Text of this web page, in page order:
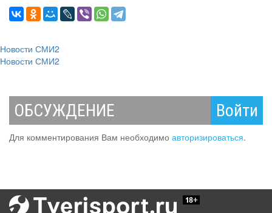
Новости СМИ2
Новости СМИ2
ОБСУЖДЕНИЕ Войти
Для комментирования Вам необходимо авторизироваться.